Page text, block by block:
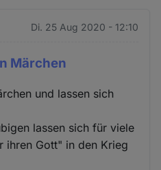
Di. 25 Aug 2020 - 12:10
Märchen
und lassen sich
lassen sich für viele
ihren Gott" in den Krieg